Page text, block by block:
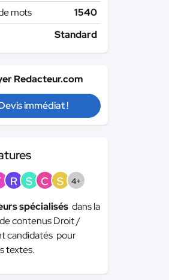
mots
1540
Standard
Redacteur.com
immédiat !
R S C S 4+
spécialisés dans la
contenus Droit /
candidatés pour
textes.